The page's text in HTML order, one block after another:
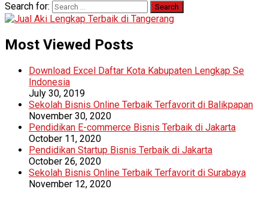
Search for:
Most Viewed Posts
Download Excel Daftar Kota Kabupaten Lengkap Se
Indonesia
July 30, 2019
Sekolah Bisnis Online Terbaik Terfavorit di Balikpapan
November 30, 2020
Pendidikan E-commerce Bisnis Terbaik di Jakarta
October 11, 2020
Pendidikan Startup Bisnis Terbaik di Jakarta
October 26, 2020
Sekolah Bisnis Online Terbaik Terfavorit di Surabaya
November 12, 2020